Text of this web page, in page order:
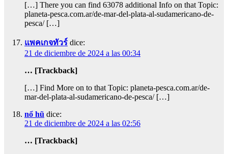
[…] There you can find 63078 additional Info on that Topic:
planeta-pesca.com.ar/de-mar-del-plata-al-sudamericano-de-
pesca/ […]
แพคเกจทัวร์ dice:
21 de diciembre de 2024 a las 00:34
… [Trackback]
[…] Find More on to that Topic: planeta-pesca.com.ar/de-
mar-del-plata-al-sudamericano-de-pesca/ […]
nổ hũ dice:
21 de diciembre de 2024 a las 02:56
… [Trackback]